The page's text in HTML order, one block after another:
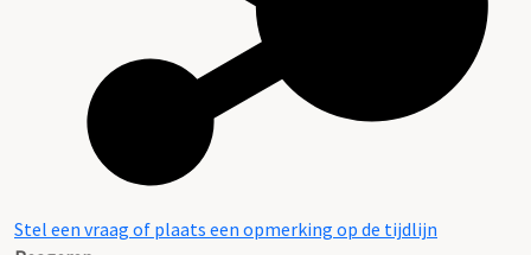
Stel een vraag of plaats een opmerking op de tijdlijn